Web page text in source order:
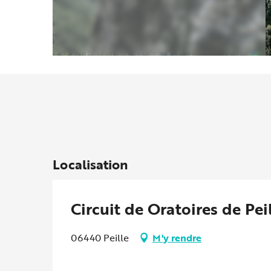
Localisation
Circuit de Oratoires de
06440 Peille M'y rendre